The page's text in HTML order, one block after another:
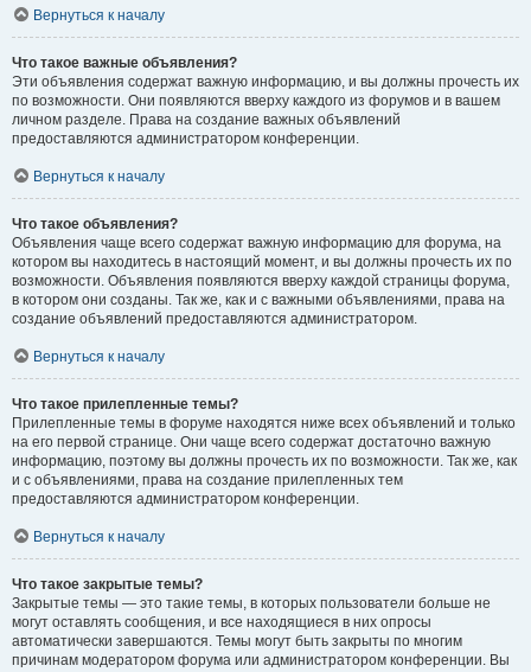
Вернуться к началу
Что такое важные объявления?
Эти объявления содержат важную информацию, и вы должны прочесть их
по возможности. Они появляются вверху каждого из форумов и в вашем
личном разделе. Права на создание важных объявлений
предоставляются администратором конференции.
Вернуться к началу
Что такое объявления?
Объявления чаще всего содержат важную информацию для форума, на
котором вы находитесь в настоящий момент, и вы должны прочесть их по
возможности. Объявления появляются вверху каждой страницы форума,
в котором они созданы. Так же, как и с важными объявлениями, права на
создание объявлений предоставляются администратором.
Вернуться к началу
Что такое прилепленные темы?
Прилепленные темы в форуме находятся ниже всех объявлений и только
на его первой странице. Они чаще всего содержат достаточно важную
информацию, поэтому вы должны прочесть их по возможности. Так же, как
и с объявлениями, права на создание прилепленных тем
предоставляются администратором конференции.
Вернуться к началу
Что такое закрытые темы?
Закрытые темы — это такие темы, в которых пользователи больше не
могут оставлять сообщения, и все находящиеся в них опросы
автоматически завершаются. Темы могут быть закрыты по многим
причинам модератором форума или администратором конференции. Вы